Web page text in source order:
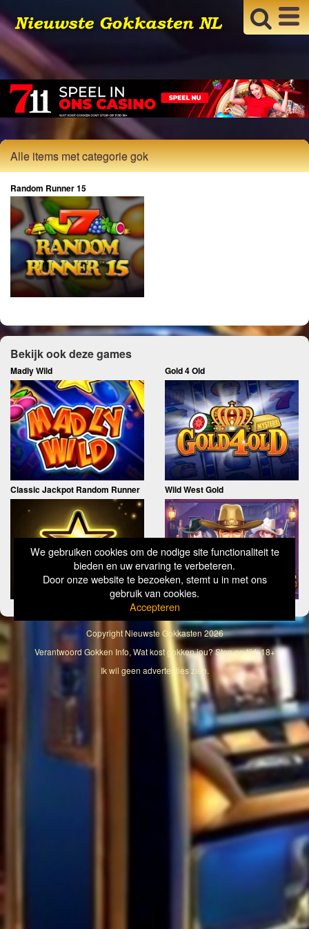
We gebruiken cookies om de nodige site functionaliteit te
bieden en uw ervaring te verbeteren.
Door onze website te bezoeken, stemt u in met ons
gebruik van cookies.
Accepteren
Alle items met categorie gok
Random Runner 15
Bekijk ook deze games
Madly Wild Gold 4 Old
Classic Jackpot Random Runner Wild West Gold
Copyright Nieuwste Gokkasten2026
Verantwoord Gokken Info, Wat kost gokken jou? Stop op tijd, 18+
Ik wil geen advertenties zien.